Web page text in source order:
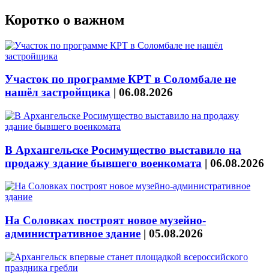
Коротко о важном
Участок по программе КРТ в Соломбале не
нашёл застройщика | 06.08.2026
В Архангельске Росимущество выставило на
продажу здание бывшего военкомата | 06.08.2026
На Соловках построят новое музейно-
административное здание | 05.08.2026